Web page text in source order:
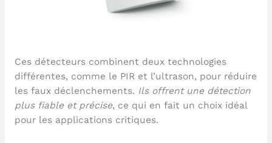
Ces détecteurs combinent deux technologies
différentes, comme le PIR et l’ultrason, pour réduire
les faux déclenchements. Ils offrent une détection
plus fiable et précise, ce qui en fait un choix idéal
pour les applications critiques.